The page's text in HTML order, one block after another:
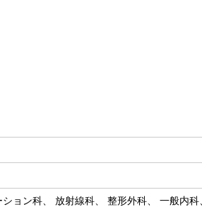
ョン科、 放射線科、 整形外科、 一般内科